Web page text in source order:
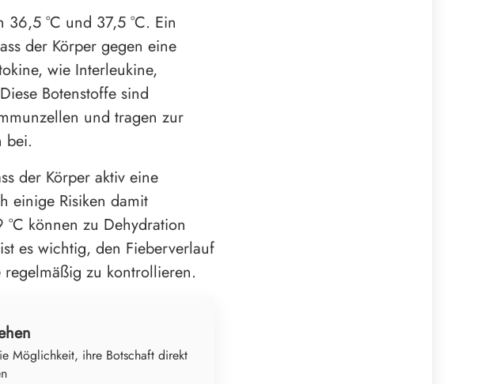
°C und 37,5 °C. Ein
der Körper gegen eine
wie Interleukine,
Botenstoffe sind
und tragen zur
bei.
der Körper aktiv eine
einige Risiken damit
können zu Dehydration
es wichtig, den Fieberverlauf
zu kontrollieren.
Möglichkeit, ihre Botschaft direkt